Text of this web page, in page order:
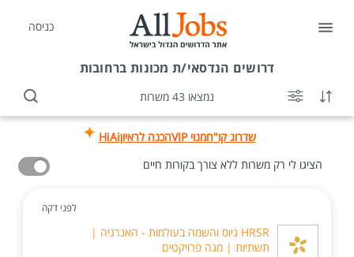
כניסה
דרושים הנדסאי/ת מכונות ברחובות
נמצאו 43 משרות
שדרוג קו"חמנוי VIP הכנה לראיוןHiAi
הציגו לי רק משרות ללא צורך בקורות חיים
לפני דקה
HRSR גיוס והשמה בעולמות - האנרגיה |
תשתיות | מגה פרויקטים